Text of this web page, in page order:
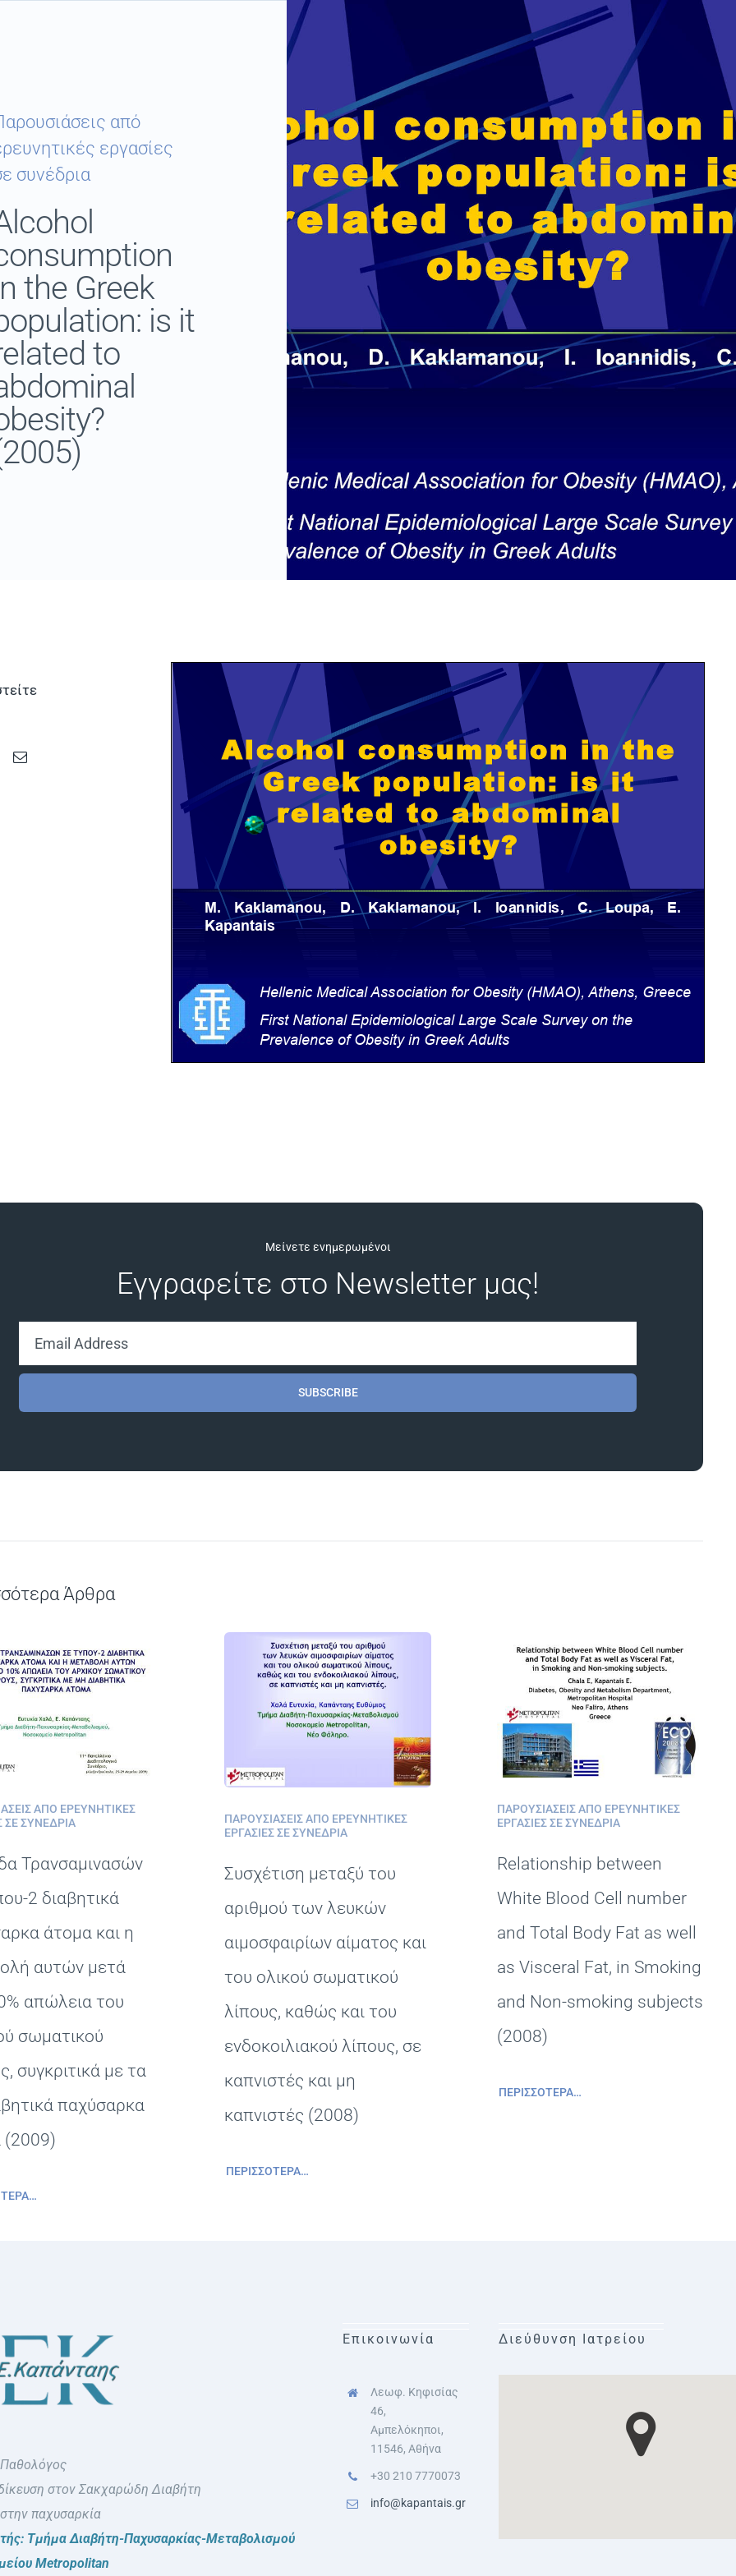
από
εργασίες
συνέδρια
the Greek
is it
to
Μείνετε ενημερωμένοι
Εγγραφείτε στο Newsletter μας!
SUBSCRIBE
Άρθρα
ΑΠΌ ΕΡΕΥΝΗΤΙΚΈΣ
ΣΕ ΣΥΝΈΔΡΙΑ
Τρανσαμινασών
2 διαβητικά
άτομα και η
αυτών μετά
απώλεια του
σωματικού
συγκριτικά με τα
παχύσαρκα
(2009)
ΠΑΡΟΥΣΙΆΣΕΙΣ ΑΠΌ ΕΡΕΥΝΗΤΙΚΈΣ
ΕΡΓΑΣΊΕΣ ΣΕ ΣΥΝΈΔΡΙΑ
Συσχέτιση μεταξύ του
αριθμού των λευκών
αιμοσφαιρίων αίματος και
του ολικού σωματικού
λίπους, καθώς και του
ενδοκοιλιακού λίπους, σε
καπνιστές και μη
καπνιστές (2008)
ΠΕΡΙΣΣΌΤΕΡΑ…
ΠΑΡΟΥΣΙΆΣΕΙΣ ΑΠΌ ΕΡΕΥΝΗΤΙΚΈΣ
ΕΡΓΑΣΊΕΣ ΣΕ ΣΥΝΈΔΡΙΑ
Relationship between
White Blood Cell number
and Total Body Fat as well
as Visceral Fat, in Smoking
and Non-smoking subjects
(2008)
ΠΕΡΙΣΣΌΤΕΡΑ…
Παθολόγος
στον Σακχαρώδη Διαβήτη
παχυσαρκία
Τμήμα Διαβήτη-Παχυσαρκίας-Μεταβολισμού
Metropolitan
Επικοινωνία
Λεωφ. Κηφισίας
46,
Αμπελόκηποι,
11546, Αθήνα
+30 210 7770073
info@kapantais.gr
Διεύθυνση Ιατρείου